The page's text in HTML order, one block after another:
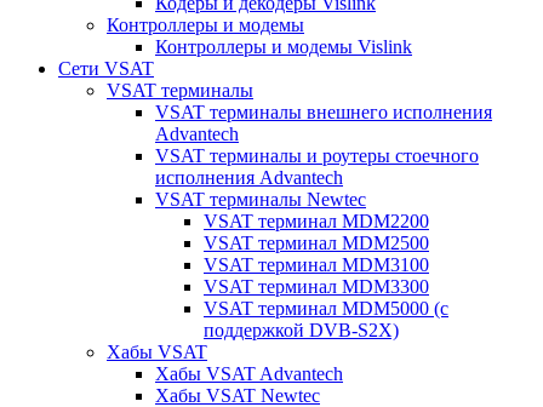
Контроллеры и модемы
Контроллеры и модемы Vislink
Сети VSAT
VSAT терминалы
VSAT терминалы внешнего исполнения
Advantech
VSAT терминалы и роутеры стоечного
исполнения Advantech
VSAT терминалы Newtec
VSAT терминал MDM2200
VSAT терминал MDM2500
VSAT терминал MDM3100
VSAT терминал MDM3300
VSAT терминал MDM5000 (с
поддержкой DVB-S2X)
Хабы VSAT
Хабы VSAT Advantech
Хабы VSAT Newtec